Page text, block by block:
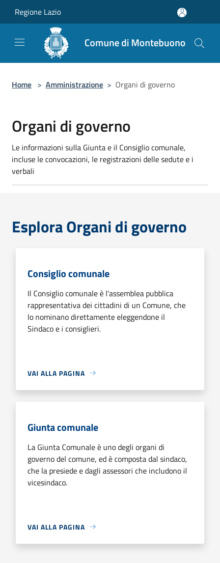
Regione Lazio
Comune di Montebuono
Home > Amministrazione > Organi di governo
Organi di governo
Le informazioni sulla Giunta e il Consiglio comunale,
incluse le convocazioni, le registrazioni delle sedute e i
verbali
Esplora Organi di governo
Consiglio comunale
Il Consiglio comunale è l'assemblea pubblica
rappresentativa dei cittadini di un Comune, che
lo nominano direttamente eleggendone il
Sindaco e i consiglieri.
VAI ALLA PAGINA
Giunta comunale
La Giunta Comunale è uno degli organi di
governo del comune, ed è composta dal sindaco,
che la presiede e dagli assessori che includono il
vicesindaco.
VAI ALLA PAGINA